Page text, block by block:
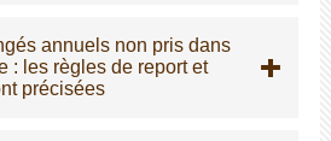
annuels non pris dans
: les règles de report et
précisées